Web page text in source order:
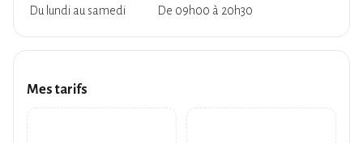
Du lundi au samedi
De 09h00 à 20h30
Mes tarifs